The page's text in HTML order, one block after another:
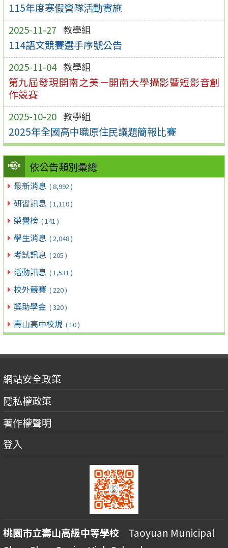
115年度寒假營隊活動實施
2025-11-27 教學組
114語文競賽選手序號公告
2025-11-04 教學組
第九屆發現開南之美－開南大學攝影暨短影音創
作競賽
2025-10-20 教學組
2025年全國高中職原住民議題簡報比賽
依公告類別彙總
最新消息 ( 8,992 )
研習訊息 ( 1,110 )
榮譽榜 ( 141 )
學生消息 ( 2,048 )
考試訊息 ( 205 )
活動訊息 ( 1,531 )
校外競賽 ( 220 )
獎助學金 ( 320 )
壽山高中校規 ( 10 )
網站安全政策
隱私權政策
著作權聲明
登入
桃園市立壽山高級中等學校 Taoyuan Municipal